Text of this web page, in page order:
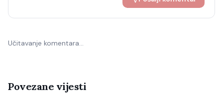
Učitavanje komentara…
Povezane vijesti